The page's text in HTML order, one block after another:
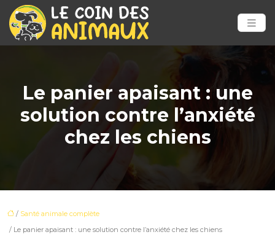
Le panier apaisant : une
solution contre l’anxiété
chez les chiens
/ Santé animale complète
/ Le panier apaisant : une solution contre l’anxiété chez les chiens